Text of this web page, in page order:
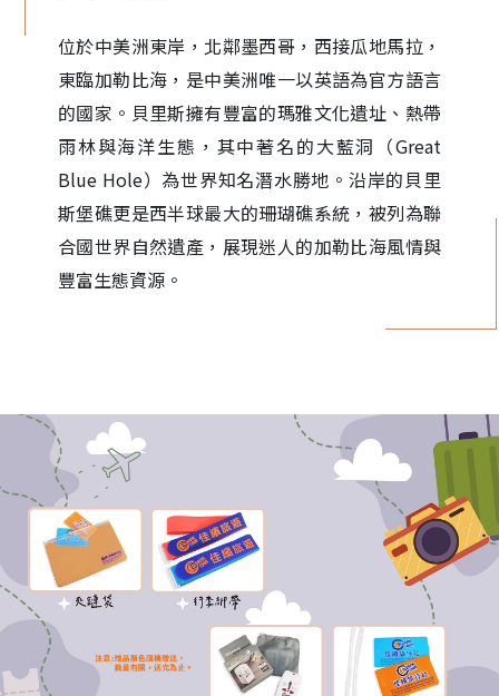
位於中美洲東岸，北鄰墨西哥，西接瓜地馬拉，
東臨加勒比海，是中美洲唯一以英語為官方語言
的國家。貝里斯擁有豐富的瑪雅文化遺址、熱帶
雨林與海洋生態，其中著名的大藍洞（Great
Blue Hole）為世界知名潛水勝地。沿岸的貝里
斯堡礁更是西半球最大的珊瑚礁系統，被列為聯
合國世界自然遺產，展現迷人的加勒比海風情與
豐富生態資源。